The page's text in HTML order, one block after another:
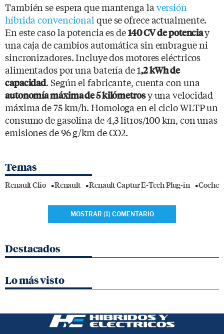
También se espera que mantenga la versión
híbrida convencional que se ofrece actualmente.
En este caso la potencia es de140 CV de potenciay
unacaja de cambios automática sin embrague ni
sincronizadores. Incluye dos motores eléctricos
alimentados por una batería de 1,2 kWh de
capacidad. Según el fabricante, cuenta con una
autonomía máxima de 5 kilómetrosy una velocidad
máxima de 75 km/h. Homologa en el ciclo WLTP un
consumo de gasolina de 4,3 litros/100 km, con unas
emisiones de 96 g/km de CO2.
Temas
Renault Clio Renault Renault Captur E-Tech Plug-in
MOSTRAR (1) COMENTARIO
Destacados
Lo más visto